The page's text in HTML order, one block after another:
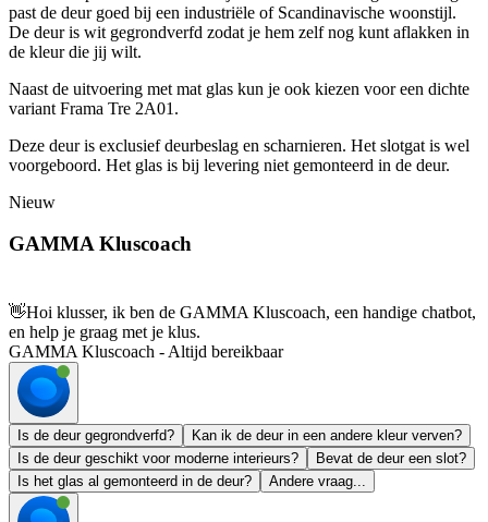
past de deur goed bij een industriële of Scandinavische woonstijl.
De deur is wit gegrondverfd zodat je hem zelf nog kunt aflakken in
de kleur die jij wilt.
Naast de uitvoering met mat glas kun je ook kiezen voor een dichte
variant Frama Tre 2A01.
Deze deur is exclusief deurbeslag en scharnieren. Het slotgat is wel
voorgeboord. Het glas is bij levering niet gemonteerd in de deur.
Nieuw
GAMMA Kluscoach
👋Hoi klusser, ik ben de GAMMA Kluscoach, een handige chatbot,
en help je graag met je klus.
GAMMA Kluscoach - Altijd bereikbaar
Is de deur gegrondverfd?
Kan ik de deur in een andere kleur verven?
Is de deur geschikt voor moderne interieurs?
Bevat de deur een slot?
Is het glas al gemonteerd in de deur?
Andere vraag...